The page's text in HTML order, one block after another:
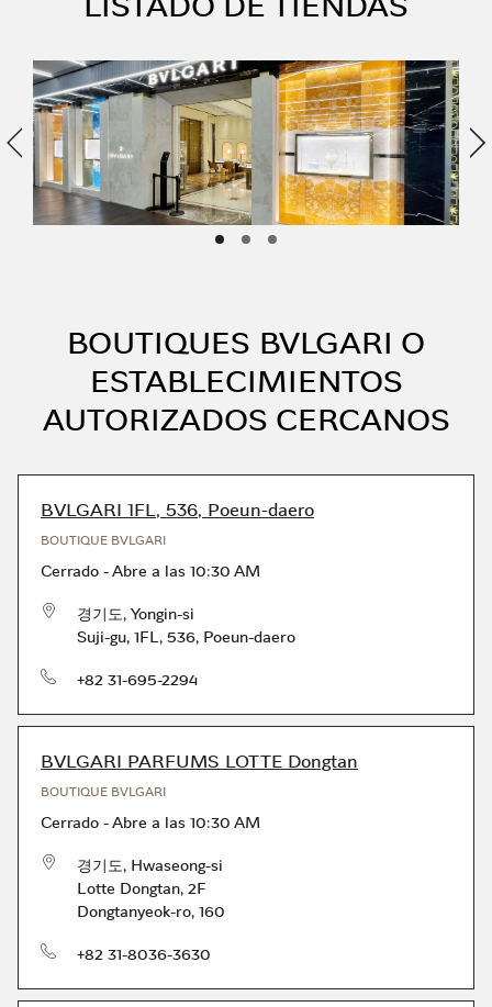
Anterior
BOUTIQUES BVLGARI O
ESTABLECIMIENTOS
AUTORIZADOS CERCANOS
BVLGARI 1FL, 536, Poeun-daero
BOUTIQUE BVLGARI
Cerrado -Abre a las 10:30 AM
경기도, Yongin-si
Suji-gu, 1FL, 536, Poeun-daero
Teléfono+82 31-695-2294
BVLGARI PARFUMS LOTTE Dongtan
BOUTIQUE BVLGARI
Cerrado -Abre a las 10:30 AM
경기도, Hwaseong-si
Lotte Dongtan, 2F
Dongtanyeok-ro, 160
Teléfono+82 31-8036-3630